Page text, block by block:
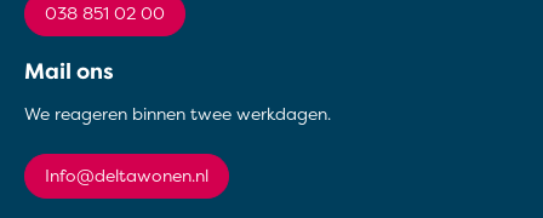
038 851 02 00
Mail ons
We reageren binnen twee werkdagen.
info@deltawonen.nl